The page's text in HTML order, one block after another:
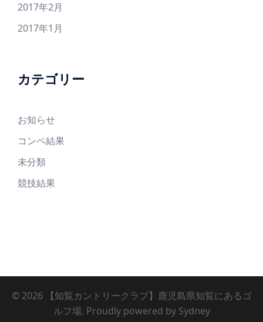
2017年2月
2017年1月
カテゴリー
お知らせ
コンペ結果
未分類
競技結果
© 2026 【知覧カントリークラブ】鹿児島県知覧にあるゴ
ルフ場. Proudly powered by Sydney